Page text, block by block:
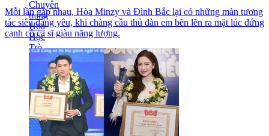
Mỗi lần gặp nhau, Hòa Minzy và Đình Bắc lại có những màn tương
tác siêu đáng yêu, khi chàng cầu thủ đàn em bẽn lẽn ra mặt lúc đứng
cạnh cô ca sĩ giàu năng lượng.